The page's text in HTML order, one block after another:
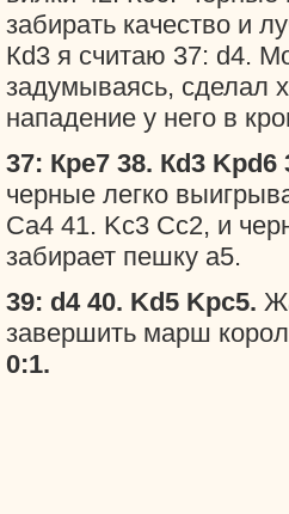
забирать качество и
Кd3 я считаю 37: d4.
задумываясь, сделал
нападение у него в
37: Кре7 38. Кd3 Kpd6
черные легко
Ca4 41. Kc3 Cc2, и
забирает пешку а5.
39: d4 40. Kd5 Kpc5.
завершить марш
0:1.